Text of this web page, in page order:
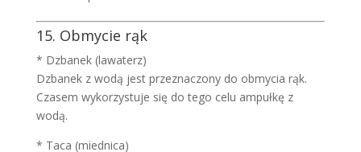
15. Obmycie rąk
* Dzbanek (lawaterz)
Dzbanek z wodą jest przeznaczony do obmycia rąk.
Czasem wykorzystuje się do tego celu ampułkę z
wodą.
* Taca (miednica)